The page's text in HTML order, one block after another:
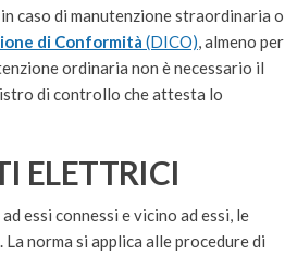
caso di manutenzione straordinaria o
di Conformità (DICO), almeno per
ordinaria non è necessario il
di controllo che attesta lo
ELETTRICI
essi connessi e vicino ad essi, le
. La norma si applica alle procedure di